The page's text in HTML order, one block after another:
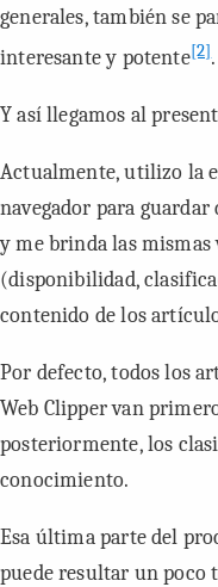
generales, también se
interesante y potente[2].
Y así llegamos al
Actualmente, utilizo la
navegador para
y me brinda las mismas
(disponibilidad,
contenido de los
Por defecto, todos los
Web Clippervan
posteriormente, los
conocimiento.
Esa última parte del
puede resultar un poco